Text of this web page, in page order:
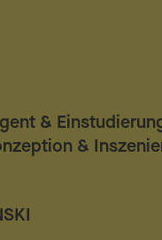
&
&